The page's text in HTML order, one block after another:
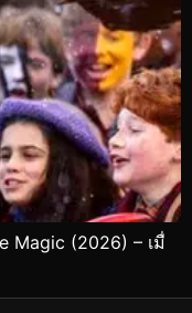
Magic (2026) – เมื่